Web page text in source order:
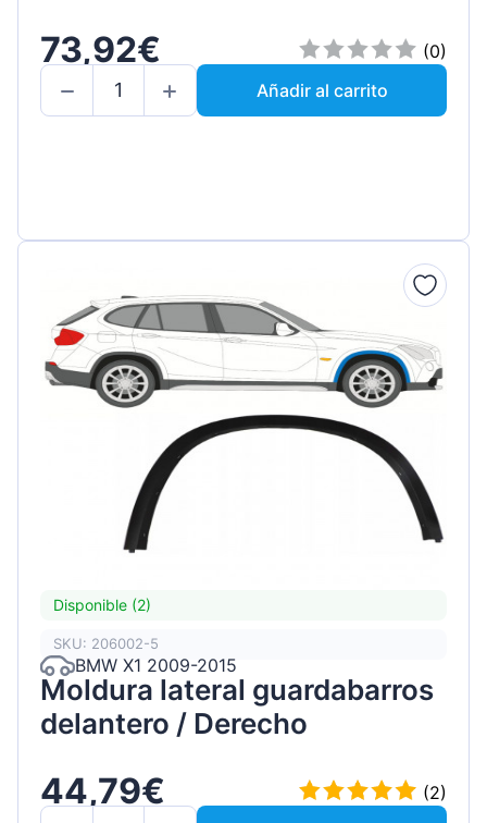
73,92€
(0)
Añadir al carrito
Disponible (2)
SKU: 206002-5
BMW X1 2009-2015
Moldura lateral guardabarros
delantero / Derecho
44,79€
(2)